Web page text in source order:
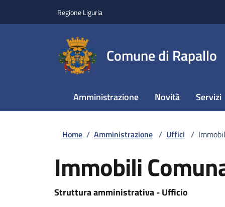
Regione Liguria
Comune di Rapallo
Amministrazione Novità Servizi
Home / Amministrazione / Uffici /
Immobili
Struttura amministrativa - Ufficio